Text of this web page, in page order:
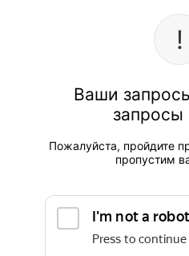
Ваши
запросы
Пожалуйста, пройдите
пропустим